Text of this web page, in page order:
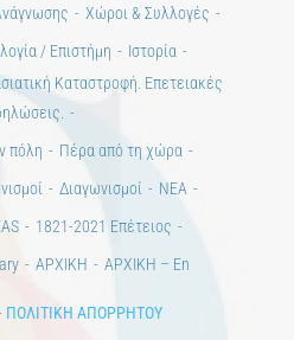
Χώροι & Συλλογές
/ Επιστήμη
Ιστορία
Καταστροφή. Επετειακές
πόλη
Πέρα από τη χώρα
Διαγωνισμοί
ΝΕΑ
1821-2021 Επέτειος
ΑΡΧΙΚΗ ΑΡΧΙΚΗ – En
ΠΟΛΙΤΙΚΗ ΑΠΟΡΡΗΤΟΥ